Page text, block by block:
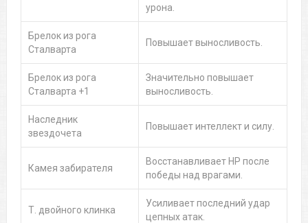
урона.
Брелок из рога
Сталварта
Повышает выносливость.
Брелок из рога
Сталварта +1
Значительно повышает
выносливость.
Наследник
звездочета
Повышает интеллект и силу.
Камея забирателя
Восстанавливает HP после
победы над врагами.
Т. двойного клинка
Усиливает последний удар
цепных атак.